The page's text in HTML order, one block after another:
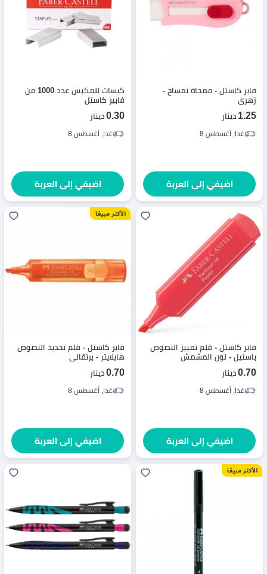
فابر كاستل - ممحاة تمساح -
زهري
1.25 دينار
غدا, أغسطس 8
اضيفي إلى العربة
كبسات للمكبس عدد 1000 من
فابير كاستل
0.30 دينار
غدا, أغسطس 8
اضيفي إلى العربة
فابر كاستل - قلم تمييز النصوص
باستيل - لون المشمش
0.70 دينار
غدا, أغسطس 8
اضيفي إلى العربة
فابر كاستل - قلم تحديد النصوص
هايلايتر - برتقالي
0.70 دينار
غدا, أغسطس 8
اضيفي إلى العربة